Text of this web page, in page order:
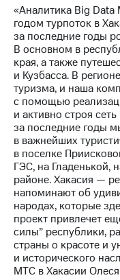
Регистратор
Реквизиты
Контакты
развитие
этика
На главную
«Аналитика Big
годом турпоток в
за последние годы
В основном в
края, а также
и Кузбасса. В
туризма, и наша
с помощью
и активно строя
за последние годы
в важнейших
в поселке
ГЭС, на Гладенькой,
районе. Хакасия —
напоминают об
народах, которые
проект привлечет
силы” республики,
страны о красоте и
и исторического
МТС в Хакасии